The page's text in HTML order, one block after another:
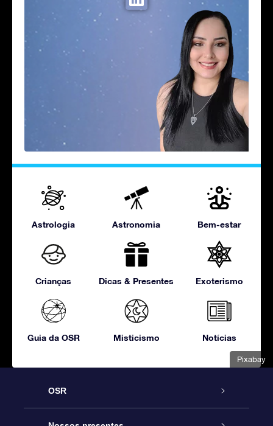
Pixabay
Astrologia Astronomia Bem-estar
Crianças Dicas & Presentes Exoterismo
Guia da OSR Misticismo Notícias
OSR